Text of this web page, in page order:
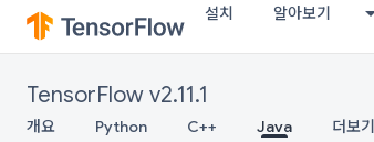
설치 알아보기
TensorFlow v2.11.1
개요 Python C++ Java 더보기
StochasticCastToInt
StopGradient
StridedSliceAssign
StridedSliceGrad